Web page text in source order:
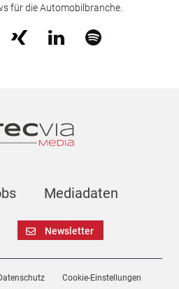
für die Automobilbranche.
Mediadaten
Newsletter
Cookie-Einstellungen